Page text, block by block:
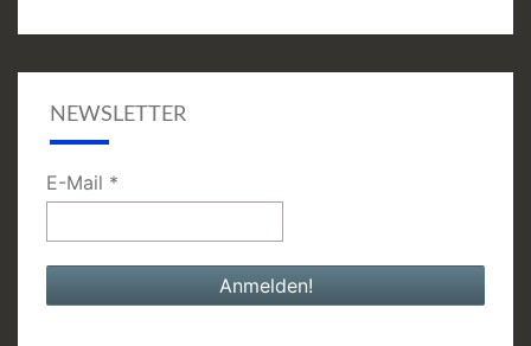
NEWSLETTER
E-Mail *